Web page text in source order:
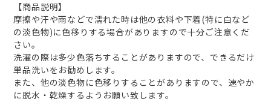
【商品説明】
摩擦や汗や雨などで濡れた時は他の衣料や下着(特に白など
の淡色物)に色移りする場合がありますので十分ご注意くだ
さい。
洗濯の際は多少色落ちすることがありますので、できるだけ
単品洗いをお勧めします。
また、他の淡色物に色移りすることがありますので、速やか
に脱水・乾燥するようお願い致します。